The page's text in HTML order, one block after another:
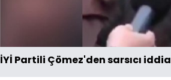
İYİ Partili Çömez'den sarsıcı iddia